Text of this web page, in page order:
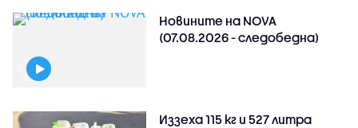
Новините на NOVA
(07.08.2026 - следобедна)
Иззеха 115 кг и 527 литра